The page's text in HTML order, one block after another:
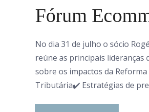
Fórum
No dia 31 de julho o sócio
reúne as principais lideranças
sobre os impactos da
Tributária✔️ Estratégias de